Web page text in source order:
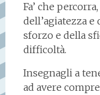
Fa’ che
dell’agiatezza
sforzo e della
difficoltà.
Insegnagli a
ad avere